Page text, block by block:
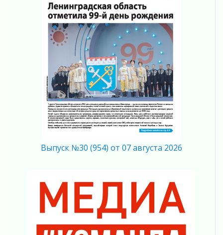
Память, сталь и музыка
04 августа 2026
Регион готовится к выборам
04 августа 2026
Никакого принуждения, только письменное
04 августа 2026
Без риска для здоровья и кошелька
04 августа 2026
Важная информация
04 августа 2026
04 августа 2026
Ленобласть повышает производительность
труда в ЖКХ
03 августа 2026
Поддержка волонтерских объединений
03 августа 2026
Выпуск №30 (954) от 07 августа 2026